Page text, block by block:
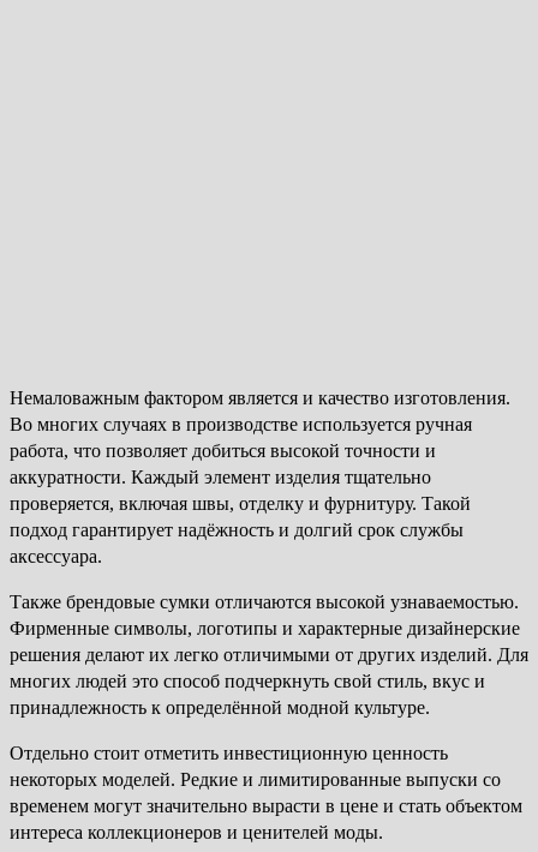
Немаловажным фактором является и качество изготовления.
Во многих случаях в производстве используется ручная
работа, что позволяет добиться высокой точности и
аккуратности. Каждый элемент изделия тщательно
проверяется, включая швы, отделку и фурнитуру. Такой
подход гарантирует надёжность и долгий срок службы
аксессуара.
Также брендовые сумки отличаются высокой узнаваемостью.
Фирменные символы, логотипы и характерные дизайнерские
решения делают их легко отличимыми от других изделий. Для
многих людей это способ подчеркнуть свой стиль, вкус и
принадлежность к определённой модной культуре.
Отдельно стоит отметить инвестиционную ценность
некоторых моделей. Редкие и лимитированные выпуски со
временем могут значительно вырасти в цене и стать объектом
интереса коллекционеров и ценителей моды.